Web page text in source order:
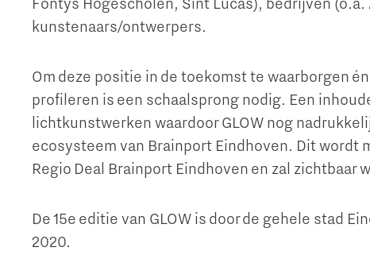
Integrated Photonics
The Gate voor tech startups
Brainport Networking Financials
Fontys Hogescholen, Sint Lucas), bedrijven (o.a.
kunstenaars/ontwerpers.
Om deze positie in de toekomst te waarborgen
profileren is een schaalsprong nodig. Een
lichtkunstwerken waardoor GLOW nog
ecosysteem van Brainport Eindhoven. Dit wordt
Regio Deal Brainport Eindhoven en zal zichtbaar
De 15e editie van GLOW is door de gehele stad
2020.